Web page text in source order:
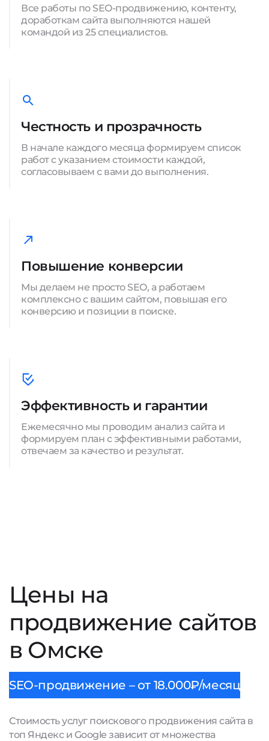
Все работы по SEO-продвижению, контенту,
доработкам сайта выполняются нашей
командой из 25 специалистов.
Честность и прозрачность
В начале каждого месяца формируем список
работ с указанием стоимости каждой,
согласовываем с вами до выполнения.
Повышение конверсии
Мы делаем не просто SEO, а работаем
комплексно с вашим сайтом, повышая его
конверсию и позиции в поиске.
Эффективность и гарантии
Ежемесячно мы проводим анализ сайта и
формируем план с эффективными работами,
отвечаем за качество и результат.
Цены на
продвижение сайтов
в Омске
SEO-продвижение – от 18.000₽/месяц
Стоимость услуг поискового продвижения сайта в
топ Яндекс и Google зависит от множества